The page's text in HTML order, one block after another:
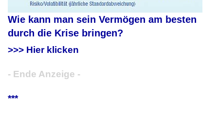
Wie kann man sein Vermögen am besten
durch die Krise bringen?
>>> Hier klicken
- Ende Anzeige -
***